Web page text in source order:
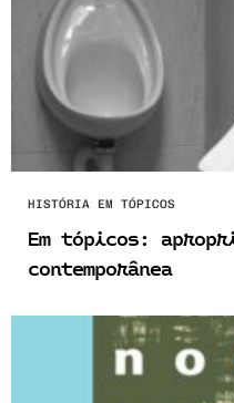
HISTÓRIA EM TÓPICOS
Em tópicos:
contemporânea